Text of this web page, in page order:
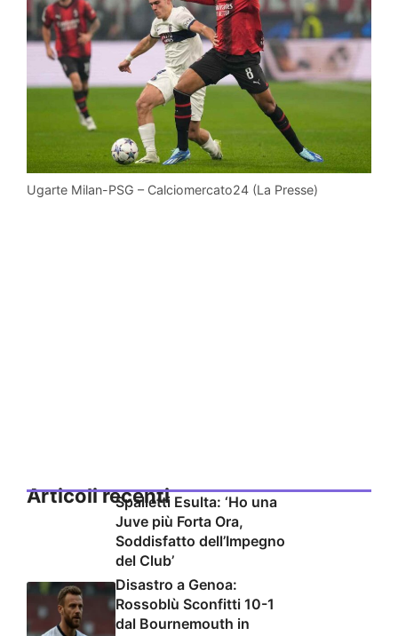
Ugarte Milan-PSG – Calciomercato24 (La Presse)
Articoli recentiSpalletti Esulta: ‘Ho una
Juve più Forta Ora,
Soddisfatto dell’Impegno
del Club’
Disastro a Genoa:
Rossoblù Sconfitti 10-1
dal Bournemouth in